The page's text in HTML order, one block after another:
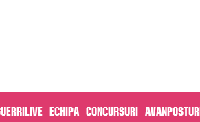
Echipa Concursuri Avanposturi